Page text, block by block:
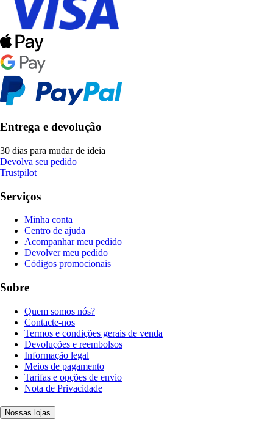
Entrega e devolução
30 dias para mudar de ideia
Devolva seu pedido
Trustpilot
Serviços
Minha conta
Centro de ajuda
Acompanhar meu pedido
Devolver meu pedido
Códigos promocionais
Sobre
Quem somos nós?
Contacte-nos
Termos e condições gerais de venda
Devoluções e reembolsos
Informação legal
Meios de pagamento
Tarifas e opções de envio
Nota de Privacidade
Nossas lojas